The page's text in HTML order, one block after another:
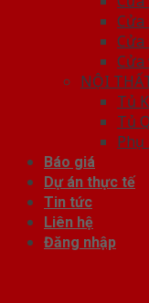
Cửa
Cửa
NỘI
Tủ
Tủ
Phụ
Báo giá
Dự án thực tế
Tin tức
Liên hệ
Đăng nhập